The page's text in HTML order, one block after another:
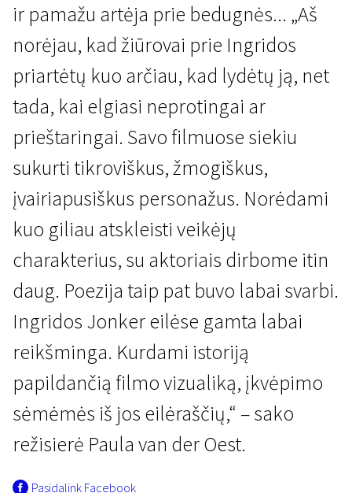
ir pamažu artėja prie bedugnės... „Aš
norėjau, kad žiūrovai prie Ingridos
priartėtų kuo arčiau, kad lydėtų ją, net
tada, kai elgiasi neprotingai ar
prieštaringai. Savo filmuose siekiu
sukurti tikroviškus, žmogiškus,
įvairiapusiškus personažus. Norėdami
kuo giliau atskleisti veikėjų
charakterius, su aktoriais dirbome itin
daug. Poezija taip pat buvo labai svarbi.
Ingridos Jonker eilėse gamta labai
reikšminga. Kurdami istoriją
papildančią filmo vizualiką, įkvėpimo
sėmėmės iš jos eilėraščių,“ – sako
režisierė Paula van der Oest.
Pasidalink Facebook